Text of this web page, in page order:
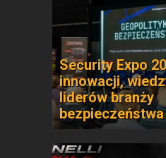
Security Expo
innowacji,
liderów branży
bezpieczeństwa